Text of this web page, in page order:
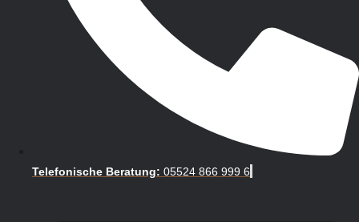
Telefonische Beratung: 05524 866 999 6